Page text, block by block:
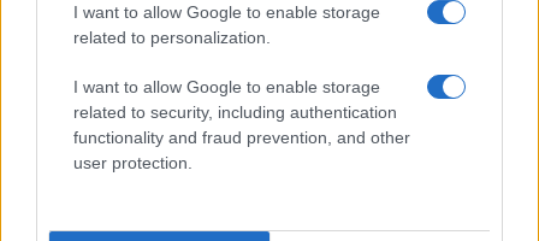
I want to allow Google to enable storage
related to personalization.
I want to allow Google to enable storage
related to security, including authentication
functionality and fraud prevention, and other
user protection.
ΟΣΑ ΧΡΕΙΑΖΕΣΑΙ
ΓΙΑ ΤΟ ΚΑΛΟΚΑΙΡΙ ΣΟΥ →
ΤΟ ΠΑΡΟΝ ΤΗΣ ΚΥΡΙΑΚΗΣ